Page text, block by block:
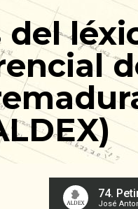
del